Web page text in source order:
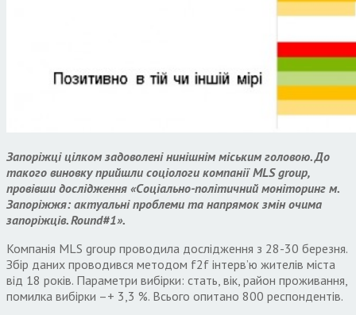
Запоріжці цілком задоволені нинішнім міським головою. До
такого виновку прийшли соціологи компанії MLS group,
провівши дослідження «Соціально-політичний моніторинг м.
Запоріжжя: актуальні проблеми та напрямок змін очима
запоріжців. Round#1».
Компанія MLS group проводила дослідження з 28-30 березня.
Збір даних проводився методом f2f інтерв’ю жителів міста
від 18 років. Параметри вибірки: стать, вік, район проживання,
помилка вибірки –+ 3,3 %. Всього опитано 800 респондентів.